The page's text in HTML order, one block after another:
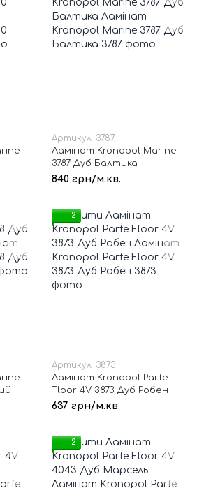
Артикул: 3787
Ламінат Kronopol Marine
3787 Дуб Балтика
840 грн/м.кв.
2
Артикул: 3873
Ламінат Kronopol Parfe
Floor 4V 3873 Дуб Робен
637 грн/м.кв.
2